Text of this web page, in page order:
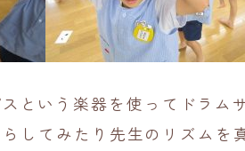
という楽器を使ってドラ
してみたり先生のリズムを